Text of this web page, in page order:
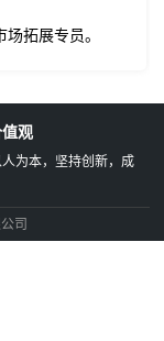
拓展专员。
观
为本，坚持创新，成
司